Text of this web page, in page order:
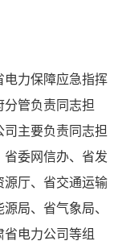
电力保障应急指挥
管负责同志担
主要负责同志担
委网信办、省发
源厅、省交通运输
局、省气象局、
电力公司等组